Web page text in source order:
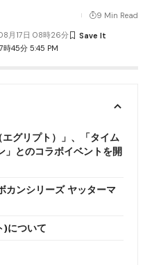
45分 5:45 PM
月17日 08時26分
9 Min Read
グリプト）」、「タイム
とのコラボイベントを開
カンシリーズ ヤッターマ
)について